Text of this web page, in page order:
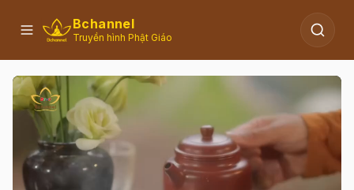
Bchannel
Truyền hình Phật Giáo